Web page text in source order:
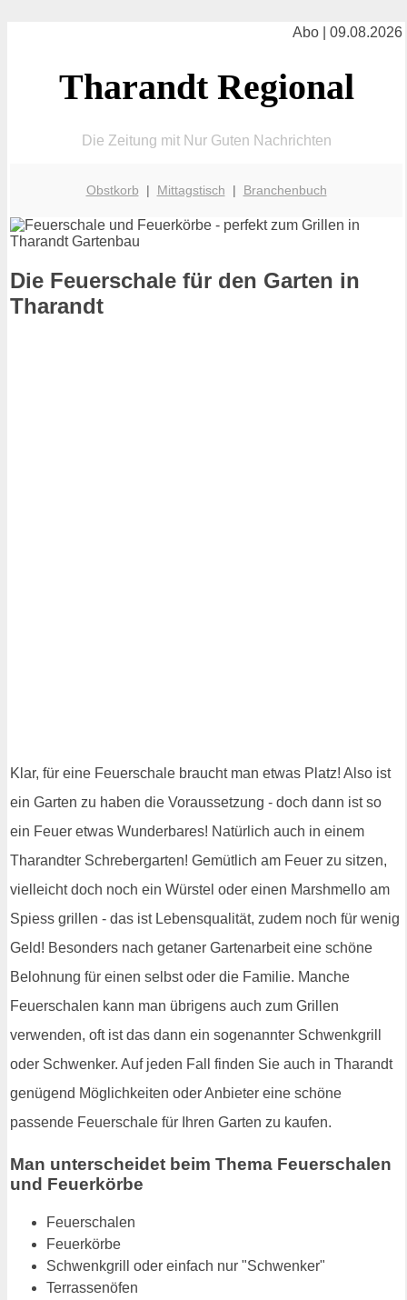
Abo | 09.08.2026
Tharandt Regional
Die Zeitung mit Nur Guten Nachrichten
Obstkorb | Mittagstisch | Branchenbuch
Die Feuerschale für den Garten in
Tharandt
Klar, für eine Feuerschale braucht man etwas Platz! Also ist
ein Garten zu haben die Voraussetzung - doch dann ist so
ein Feuer etwas Wunderbares! Natürlich auch in einem
Tharandter Schrebergarten! Gemütlich am Feuer zu sitzen,
vielleicht doch noch ein Würstel oder einen Marshmello am
Spiess grillen - das ist Lebensqualität, zudem noch für wenig
Geld! Besonders nach getaner Gartenarbeit eine schöne
Belohnung für einen selbst oder die Familie. Manche
Feuerschalen kann man übrigens auch zum Grillen
verwenden, oft ist das dann ein sogenannter Schwenkgrill
oder Schwenker. Auf jeden Fall finden Sie auch in Tharandt
genügend Möglichkeiten oder Anbieter eine schöne
passende Feuerschale für Ihren Garten zu kaufen.
Man unterscheidet beim Thema Feuerschalen
und Feuerkörbe
Feuerschalen
Feuerkörbe
Schwenkgrill oder einfach nur "Schwenker"
Terrassenöfen